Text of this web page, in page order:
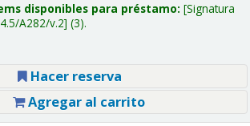
disponibles para préstamo: Signatura
A282/v.2 (3).
Hacer reserva
Agregar al carrito